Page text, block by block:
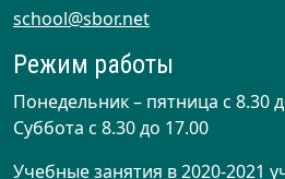
school@sbor.net
Режим работы
Понедельник – пятница с 8.30
Суббота с 8.30 до 17.00
Учебные занятия в 2020-2021